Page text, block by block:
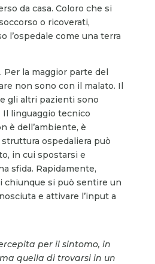
da casa. Coloro che si
o ricoverati,
l’ospedale come una terra
Per la maggior parte del
non sono con il malato. Il
gli altri pazienti sono
linguaggio tecnico
è dell’ambiente, è
ospedaliera può
in cui spostarsi e
sfida. Rapidamente,
chiunque si può sentire un
e attivare l’input a
per il sintomo, in
quella di trovarsi in un